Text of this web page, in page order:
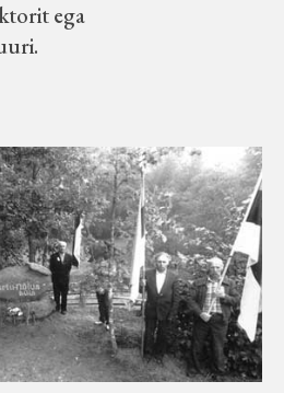
valdade
seisuga
ja hariduse selts
ega